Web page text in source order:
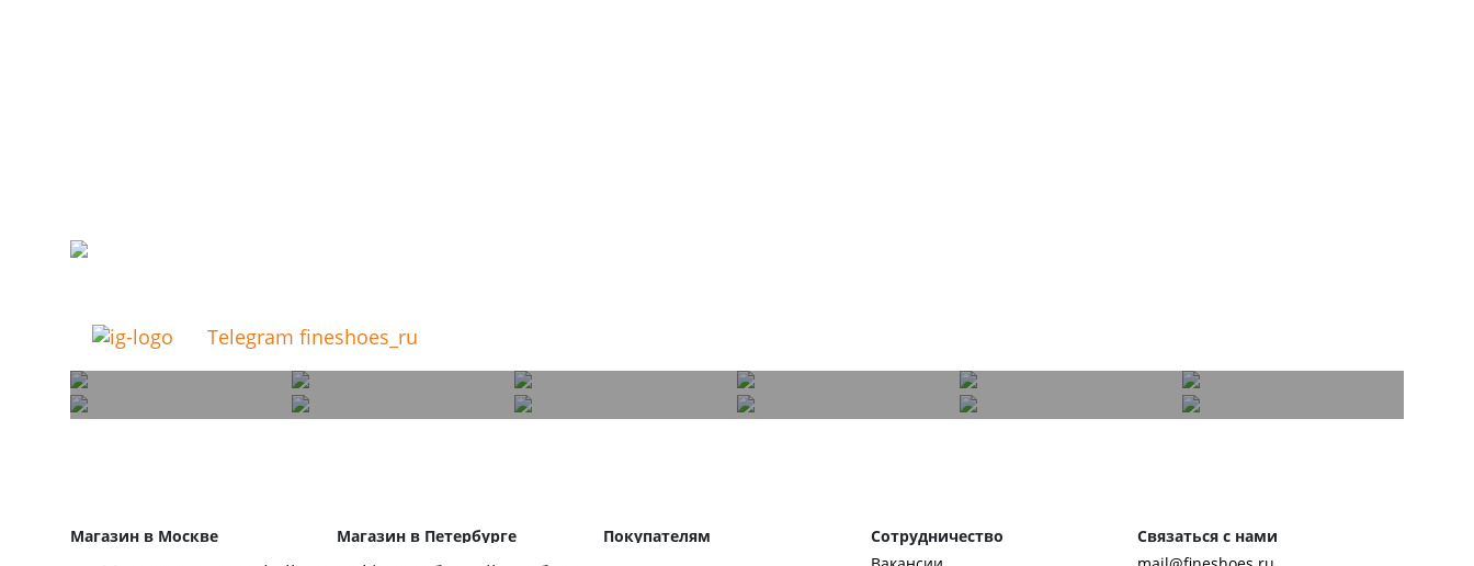
Telegram fineshoes_ru
Магазин в Москве
Магазин в Петербурге
Покупателям
Сотрудничество
Связаться с нами